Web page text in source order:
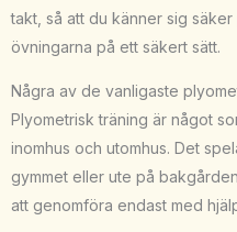
takt, så att du känner sig
övningarna på ett säkert sätt.
Några av de vanligaste
Plyometrisk träning är något
inomhus och utomhus. Det
gymmet eller ute på
att genomföra endast med